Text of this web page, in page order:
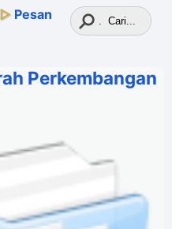
▷ Pesan
Perkembangan